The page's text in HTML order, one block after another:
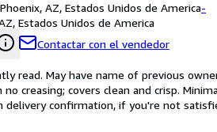
AZ, Estados Unidos de America-
Estados Unidos de America
Contactar con el vendedor
read. May have name of previous
creasing; covers clean and crisp.
delivery confirmation, if you're not